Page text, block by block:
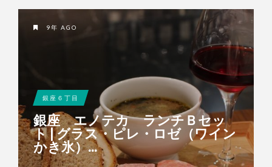
9年 AGO
銀座６丁目
銀座 エノテカ ランチＢセッ
ト | グラス・ピレ・ロゼ（ワイン
かき氷）...